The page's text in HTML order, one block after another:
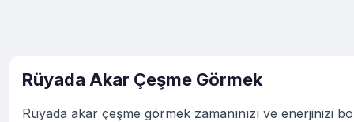
Rüyada Akar Çeşme Görmek
Rüyada akar çeşme görmek zamanınızı ve enerjinizi